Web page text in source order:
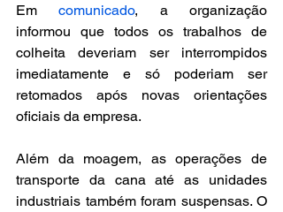
Em comunicado, a organização
informou que todos os trabalhos de
colheita deveriam ser interrompidos
imediatamente e só poderiam ser
retomados após novas orientações
oficiais da empresa.
Além da moagem, as operações de
transporte da cana até as unidades
industriais também foram suspensas. O